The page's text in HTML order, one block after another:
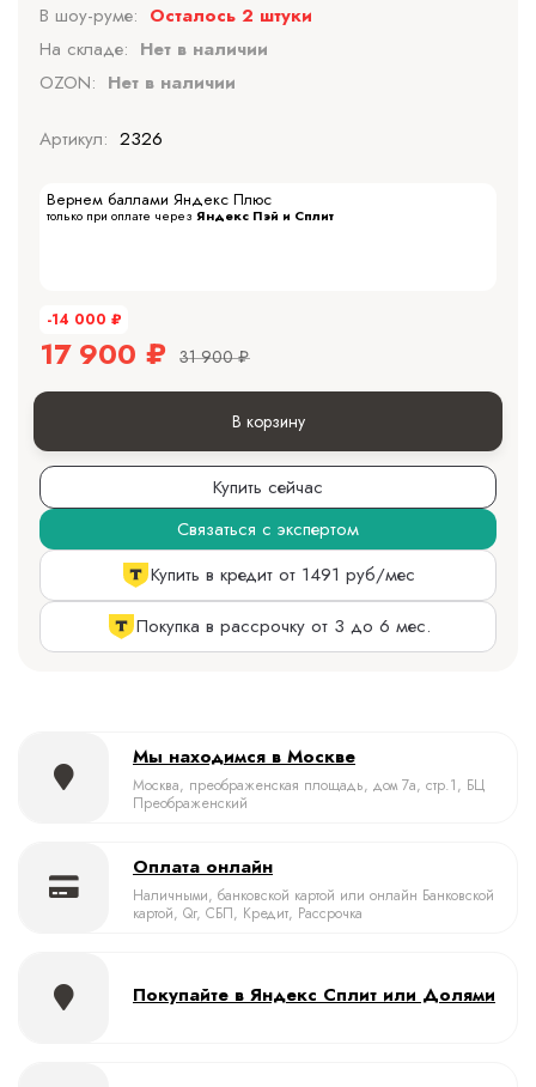
В шоу-руме: Осталось 2 штуки
На складе: Нет в наличии
OZON: Нет в наличии
Артикул: 2326
Вернем баллами Яндекс Плюс
только при оплате через Яндекс Пэй и Сплит
-14 000 ₽
17 900 ₽ 31 900 ₽
В корзину
Купить сейчас
Связаться с экспертом
Купить в кредит от 1491 руб/мес
Покупка в рассрочку от 3 до 6 мес.
Мы находимся в Москве
Москва, преображенская площадь, дом 7а, стр.1, БЦ
Преображенский
Оплата онлайн
Наличными, банковской картой или онлайн Банковской
картой, Qr, СБП, Кредит, Рассрочка
Покупайте в Яндекс Сплит или Долями